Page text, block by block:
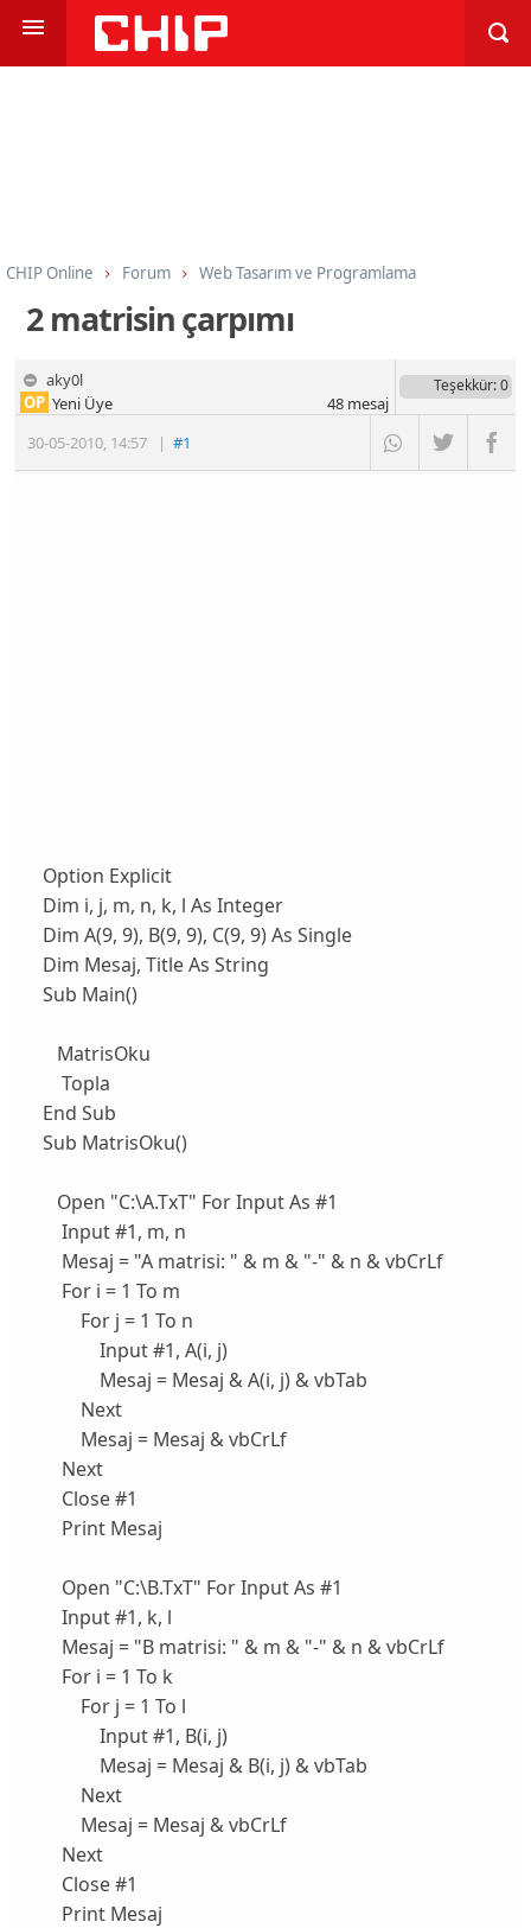
CHIP Online Forum
Web Tasarım ve Programlama
Programlama
2 matrisin çarpımı
aky0l
30-05-2010, 14:57 |#1
OP Yeni Üye
Teşekkür: 0
48mesaj
Option Explicit
Dim i, j, m, n, k, l As Integer
Dim A(9, 9), B(9, 9), C(9, 9) As Single
Dim Mesaj, Title As String
Sub Main()
MatrisOku
Topla
End Sub
Sub MatrisOku()
Open "C:\A.TxT" For Input As #1
Input #1, m, n
Mesaj = "A matrisi: " & m & "-" & n & vbCrLf
For i = 1 To m
For j = 1 To n
Input #1, A(i, j)
Mesaj = Mesaj & A(i, j) & vbTab
Next
Mesaj = Mesaj & vbCrLf
Next
Close #1
Print Mesaj
Open "C:\B.TxT" For Input As #1
Input #1, k, l
Mesaj = "B matrisi: " & m & "-" & n & vbCrLf
For i = 1 To k
For j = 1 To l
Input #1, B(i, j)
Mesaj = Mesaj & B(i, j) & vbTab
Next
Mesaj = Mesaj & vbCrLf
Next
Close #1
Print Mesaj